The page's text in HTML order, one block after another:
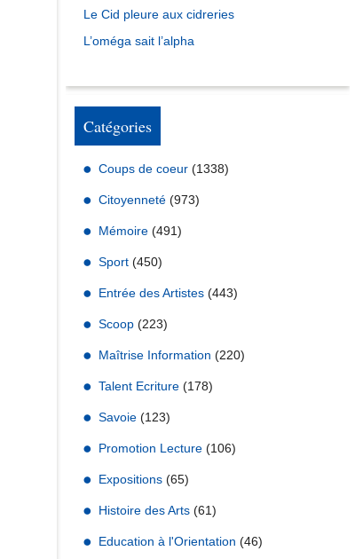
Le Cid pleure aux cidreries
L’oméga sait l’alpha
Catégories
Coups de coeur (1338)
Citoyenneté (973)
Mémoire (491)
Sport (450)
Entrée des Artistes (443)
Scoop (223)
Maîtrise Information (220)
Talent Ecriture (178)
Savoie (123)
Promotion Lecture (106)
Expositions (65)
Histoire des Arts (61)
Education à l'Orientation (46)